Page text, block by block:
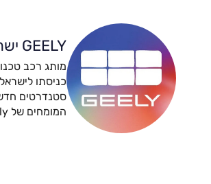
GEELY ישראל
מותג רכב
סטנדרטים
המומחים של Geely ישראל ומבוססים על ידע מקצועי, ניסיון גלובלי וחדשנות מתקדמת.